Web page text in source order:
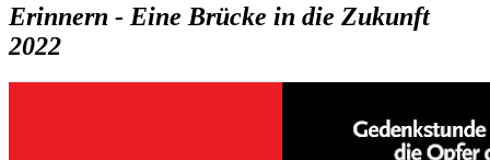
Erinnern - Eine Brücke in die Zukunft
2022